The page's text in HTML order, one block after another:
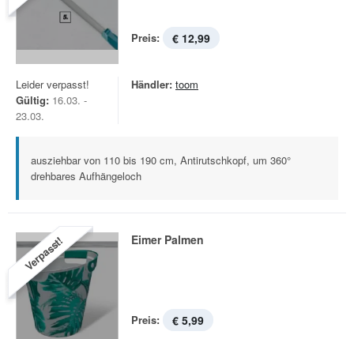
Preis: € 12,99
Leider verpasst!
Gültig: 16.03. -
23.03.
Händler: toom
ausziehbar von 110 bis 190 cm, Antirutschkopf, um 360°
drehbares Aufhängeloch
Verpasst! Eimer Palmen
Preis: € 5,99